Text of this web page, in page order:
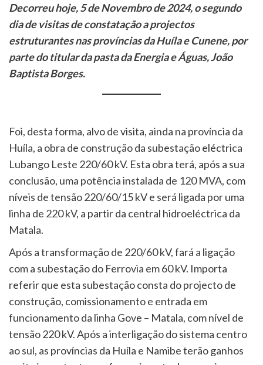
Decorreu hoje, 5 de Novembro de 2024, o segundo
dia de visitas de constatação a projectos
estruturantes nas províncias da Huíla e Cunene, por
parte do titular da pasta da Energia e Águas, João
Baptista Borges.
Foi, desta forma, alvo de visita, ainda na província da
Huíla, a obra de construção da subestação eléctrica
Lubango Leste 220/60 kV. Esta obra terá, após a sua
conclusão, uma potência instalada de 120 MVA, com
níveis de tensão 220/60/15 kV e será ligada por uma
linha de 220 kV, a partir da central hidroeléctrica da
Matala.
Após a transformação de 220/60 kV, fará a ligação
com a subestação do Ferrovia em 60 kV. Importa
referir que esta subestação consta do projecto de
construção, comissionamento e entrada em
funcionamento da linha Gove – Matala, com nível de
tensão 220 kV. Após a interligação do sistema centro
ao sul, as províncias da Huíla e Namibe terão ganhos